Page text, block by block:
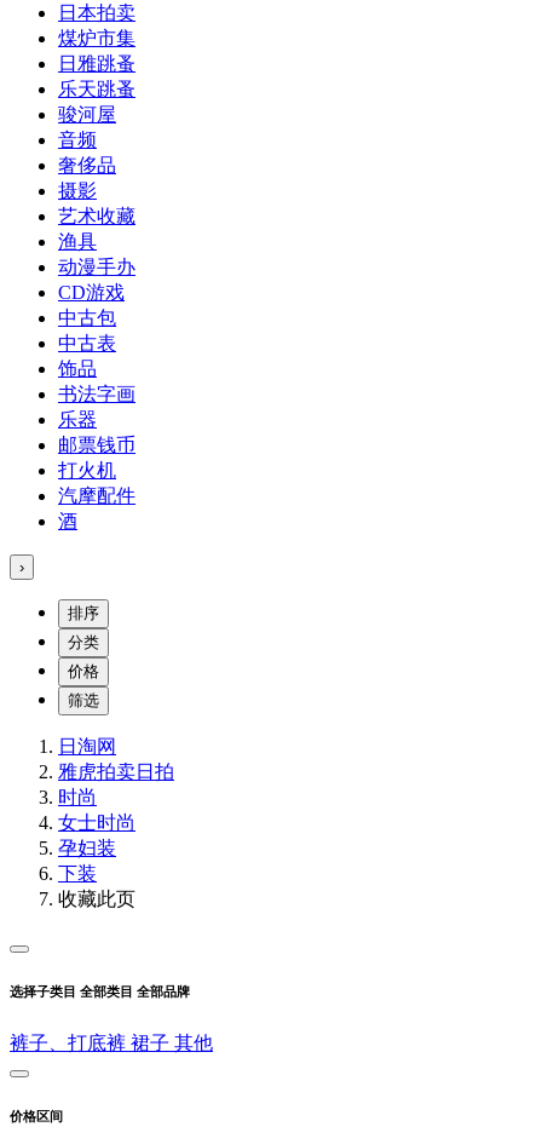
日本拍卖
煤炉市集
日雅跳蚤
乐天跳蚤
骏河屋
音频
奢侈品
摄影
艺术收藏
渔具
动漫手办
CD游戏
中古包
中古表
饰品
书法字画
乐器
邮票钱币
打火机
汽摩配件
酒
›
排序
分类
价格
筛选
日淘网
雅虎拍卖日拍
时尚
女士时尚
孕妇装
下装
收藏此页
选择子类目 全部类目 全部品牌
裤子、打底裤 裙子 其他
价格区间